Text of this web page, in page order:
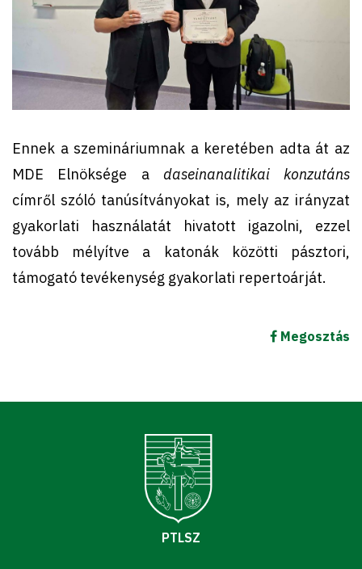
Ennek a szemináriumnak a keretében adta át az
MDE Elnöksége a daseinanalitikai konzutáns
címről szóló tanúsítványokat is, mely az irányzat
gyakorlati használatát hivatott igazolni, ezzel
tovább mélyítve a katonák közötti pásztori,
támogató tevékenység gyakorlati repertoárját.
Megosztás
PTLSZ